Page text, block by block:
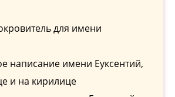
для имени
написание имени Еуксентий,
и на кирилице